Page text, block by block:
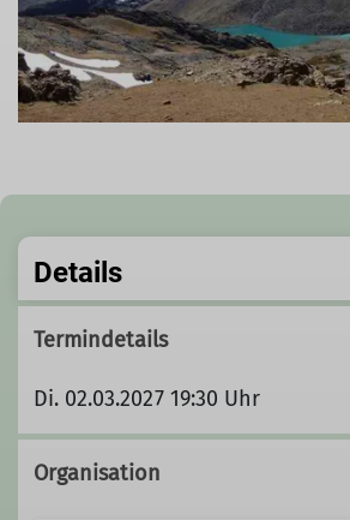
Details
Termindetails
Di. 02.03.2027 19:30 Uhr
Organisation